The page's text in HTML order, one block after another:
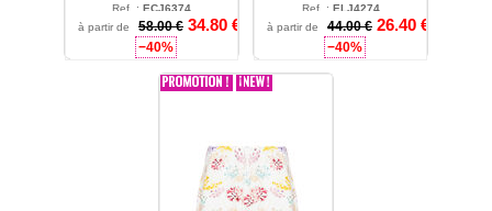
Ref. : ECJ6374
85 - 90 - 95 - 100
à partir de 58.00 € 34.80 €
−40%
Ref. : ELJ4274
1 - 2 - 3 - 4 - 5
à partir de 44.00 € 26.40 €
−40%